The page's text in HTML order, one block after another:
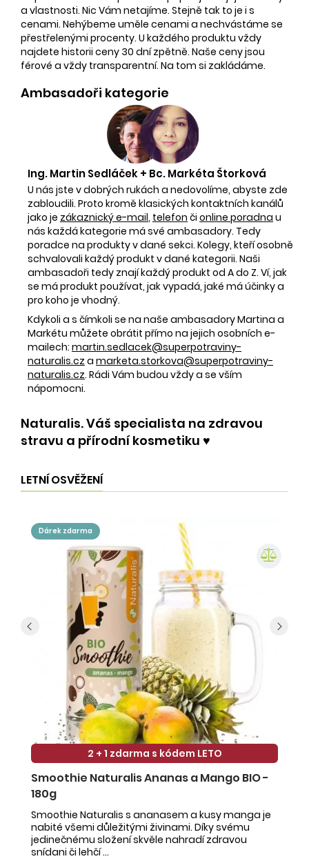
a vlastnosti. Nic Vám netajíme. Stejně tak to je i s
cenami. Nehýbeme uměle cenami a nechvástáme se
přestřelenými procenty. U každého produktu vždy
najdete historii ceny 30 dní zpětně. Naše ceny jsou
férové a vždy transparentní. Na tom si zakládáme.
Ambasadoři kategorie
Ing. Martin Sedláček + Bc. Markéta Štorková
U nás jste v dobrých rukách a nedovolíme, abyste zde
zabloudili. Proto kromě klasických kontaktních kanálů
jako je zákaznický e-mail, telefon či online poradna u
nás každá kategorie má své ambasadory. Tedy
poradce na produkty v dané sekci. Kolegy, kteří osobně
schvalovali každý produkt v dané kategorii. Naši
ambasadoři tedy znají každý produkt od A do Z. Ví, jak
se má produkt používat, jak vypadá, jaké má účinky a
pro koho je vhodný.
Kdykoli a s čímkoli se na naše ambasadory Martina a
Markétu můžete obrátit přímo na jejich osobních e-
mailech: martin.sedlacek@superpotraviny-
naturalis.cz a marketa.storkova@superpotraviny-
naturalis.cz. Rádi Vám budou vždy a se vším
nápomocni.
Naturalis. Váš specialista na zdravou
stravu a přírodní kosmetiku ♥️
LETNÍ OSVĚŽENÍ
dárek zdarma
2 + 1 zdarma s kódem LETO
Smoothie Naturalis Ananas a Mango BIO -
180g
Smoothie Naturalis s ananasem a kusy manga je
nabité všemi důležitými živinami. Díky svému
jedinečnému složení skvěle nahradí zdravou
snídani či lehčí ...